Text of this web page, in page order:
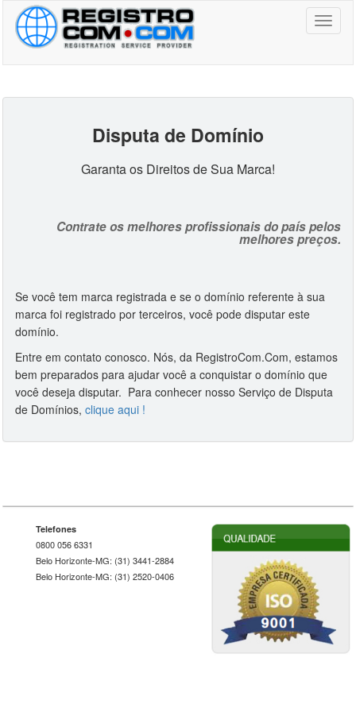
Toggle
Disputa de Domínio
Garanta os Direitos de Sua Marca!
Contrate os melhores profissionais do país pelos
melhores preços.
Se você tem marca registrada e se o domínio referente à sua
marca foi registrado por terceiros, você pode disputar este
domínio.
Entre em contato conosco. Nós, da RegistroCom.Com, estamos
bem preparados para ajudar você a conquistar o domínio que
você deseja disputar. Para conhecer nosso Serviço de Disputa
de Domínios, clique aqui !
Telefones
0800 056 6331
Belo Horizonte-MG: (31) 3441-2884
Belo Horizonte-MG: (31) 2520-0406